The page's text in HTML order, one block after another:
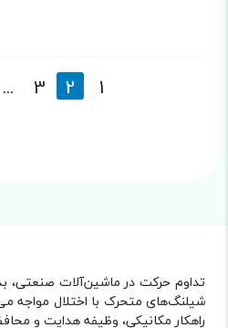
1
2
3
...
تداوم حرکت در ماشین‌آلات
شیلنگ‌های متحرک با اختلال مواجه
راهکار مکانیکی، وظیفه هدایت و